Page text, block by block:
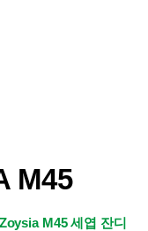
M45
M45 세엽 잔디